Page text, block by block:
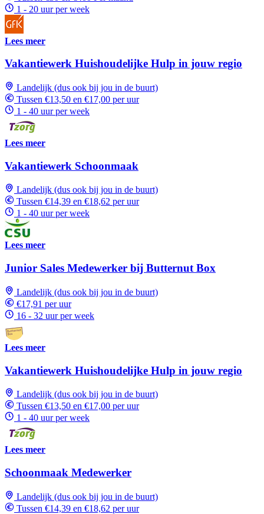
1 - 20 uur per week
Lees meer
Vakantiewerk Huishoudelijke Hulp in jouw regio
Landelijk (dus ook bij jou in de buurt)
Tussen €13,50 en €17,00 per uur
1 - 40 uur per week
Lees meer
Vakantiewerk Schoonmaak
Landelijk (dus ook bij jou in de buurt)
Tussen €14,39 en €18,62 per uur
1 - 40 uur per week
Lees meer
Junior Sales Medewerker bij Butternut Box
Landelijk (dus ook bij jou in de buurt)
€17,91 per uur
16 - 32 uur per week
Lees meer
Vakantiewerk Huishoudelijke Hulp in jouw regio
Landelijk (dus ook bij jou in de buurt)
Tussen €13,50 en €17,00 per uur
1 - 40 uur per week
Lees meer
Schoonmaak Medewerker
Landelijk (dus ook bij jou in de buurt)
Tussen €14,39 en €18,62 per uur